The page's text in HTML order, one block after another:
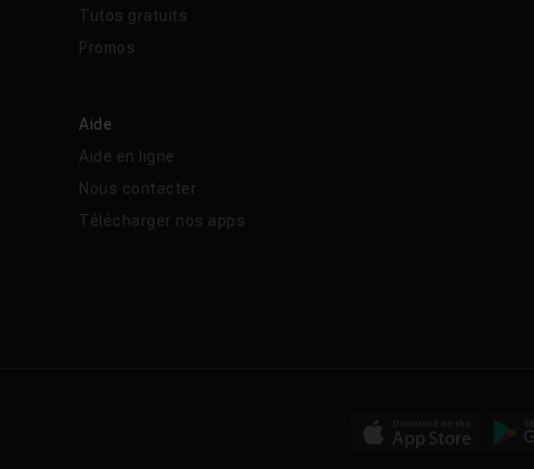
Tutos gratuits
Promos
Aide
Aide en ligne
Nous contacter
Télécharger nos apps